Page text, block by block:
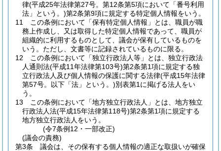
律(平成25年法律第27号。第12条第5項において「番号利用
法」という。)第2条第9項に規定する特定個人情報をいう。
11
この条例において「保有特定個人情報」とは、職員が職
務上作成し、又は取得した特定個人情報であって、職員が
組織的に利用するものとして、議会が保有しているものを
いう。 ただし、文書等に記録されているものに限る。
12
この条例において「独立行政法人等」とは、独立行政法
人通則法(平成11年法律第103号)第2条第1項に規定する独
立行政法人及び個人情報の保護に関する法律(平成15年法律
第57号。以下「法」という。)別表第1に掲げる法人をい
う。
13
この条例において「地方独立行政法人」とは、地方独立
行政法人法(平成15年法律第118号)第2条第1項に規定する
地方独立行政法人をいう。
(令7条例12・一部改正)
(議会の責務)
第3条
議会は、その保有する個人情報の適正な取扱いが確保